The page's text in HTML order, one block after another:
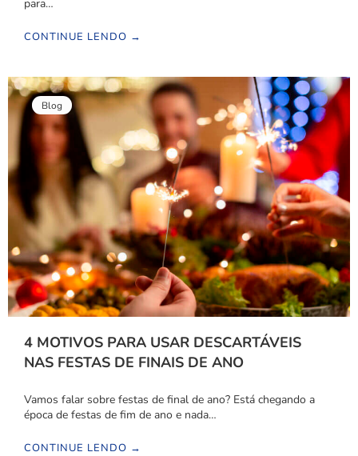
para…
CONTINUE LENDO →
Blog
4 MOTIVOS PARA USAR DESCARTÁVEIS
NAS FESTAS DE FINAIS DE ANO
Vamos falar sobre festas de final de ano? Está chegando a
época de festas de fim de ano e nada…
CONTINUE LENDO →